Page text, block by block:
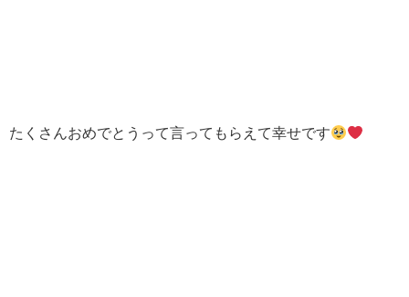
たくさんおめでとうって言ってもらえて幸せです